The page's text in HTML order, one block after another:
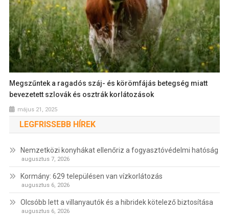
Megszűntek a ragadós száj- és körömfájás betegség miatt
bevezetett szlovák és osztrák korlátozások
május 21, 2025
LEGFRISSEBB HÍREK
Nemzetközi konyhákat ellenőriz a fogyasztóvédelmi hatóság
augusztus 7, 2026
Kormány: 629 településen van vízkorlátozás
augusztus 6, 2026
Olcsóbb lett a villanyautók és a hibridek kötelező biztosítása
augusztus 6, 2026